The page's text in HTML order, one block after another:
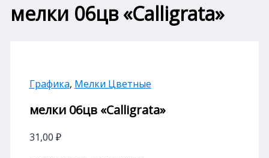
мелки 06цв «Calligrata»
Графика, Мелки Цветные
мелки 06цв «Calligrata»
31,00 ₽